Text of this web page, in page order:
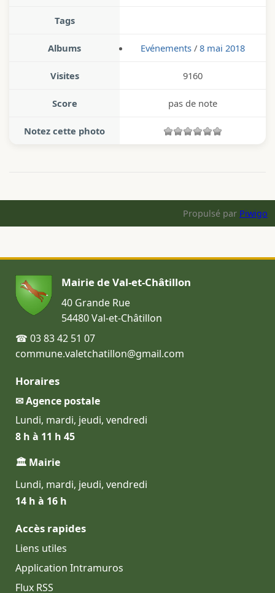
Tags
Albums Evénements / 8 mai 2018
Visites 9160
Score pas de note
Notez cette photo
Propulsé par Piwigo
Mairie de Val-et-Châtillon
40 Grande Rue
54480 Val-et-Châtillon
☎ 03 83 42 51 07
commune.valetchatillon@gmail.com
Horaires
✉ Agence postale
Lundi, mardi, jeudi, vendredi
8 h à 11 h 45
🏛 Mairie
Lundi, mardi, jeudi, vendredi
14 h à 16 h
Accès rapides
Liens utiles
Application Intramuros
Flux RSS